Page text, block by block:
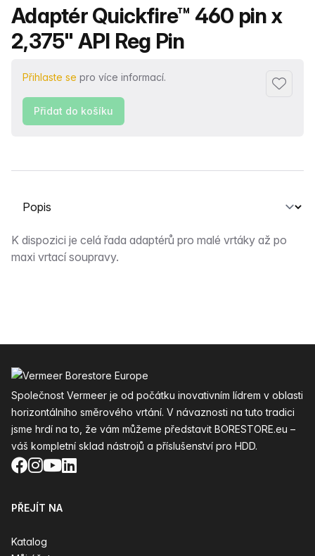
Název produktu
Adaptér Quickfire™ 460 pin x
2,375" API Reg Pin
Přihlaste se pro více informací.
Přidat
Přidat do košíku
Vyberte kartu
Popis
K dispozici je celá řada adaptérů pro malé vrtáky až po
maxi vrtací soupravy.
Společnost Vermeer je od počátku inovativním lídrem v oblasti
horizontálního směrového vrtání. V návaznosti na tuto tradici
jsme hrdí na to, že vám můžeme představit BORESTORE.eu –
váš kompletní sklad nástrojů a příslušenství pro HDD.
Facebook
Instagram
YouTube
LinkedIn
PŘEJÍT NA
Katalog